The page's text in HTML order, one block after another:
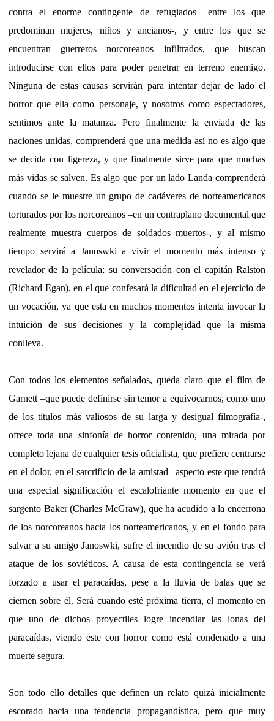
contra el enorme contingente de refugiados –entre los que
predominan mujeres, niños y ancianos-, y entre los que se
encuentran guerreros norcoreanos infiltrados, que buscan
introducirse con ellos para poder penetrar en terreno enemigo.
Ninguna de estas causas servirán para intentar dejar de lado el
horror que ella como personaje, y nosotros como espectadores,
sentimos ante la matanza. Pero finalmente la enviada de las
naciones unidas, comprenderá que una medida así no es algo que
se decida con ligereza, y que finalmente sirve para que muchas
más vidas se salven. Es algo que por un lado Landa comprenderá
cuando se le muestre un grupo de cadáveres de norteamericanos
torturados por los norcoreanos –en un contraplano documental que
realmente muestra cuerpos de soldados muertos-, y al mismo
tiempo servirá a Janoswki a vivir el momento más intenso y
revelador de la película; su conversación con el capitán Ralston
(Richard Egan), en el que confesará la dificultad en el ejercicio de
un vocación, ya que esta en muchos momentos intenta invocar la
intuición de sus decisiones y la complejidad que la misma
conlleva.
Con todos los elementos señalados, queda claro que el film de
Garnett –que puede definirse sin temor a equivocarnos, como uno
de los títulos más valiosos de su larga y desigual filmografía-,
ofrece toda una sinfonía de horror contenido, una mirada por
completo lejana de cualquier tesis oficialista, que prefiere centrarse
en el dolor, en el sarcrificio de la amistad –aspecto este que tendrá
una especial significación el escalofriante momento en que el
sargento Baker (Charles McGraw), que ha acudido a la encerrona
de los norcoreanos hacia los norteamericanos, y en el fondo para
salvar a su amigo Janoswki, sufre el incendio de su avión tras el
ataque de los soviéticos. A causa de esta contingencia se verá
forzado a usar el paracaídas, pese a la lluvia de balas que se
ciernen sobre él. Será cuando esté próxima tierra, el momento en
que uno de dichos proyectiles logre incendiar las lonas del
paracaídas, viendo este con horror como está condenado a una
muerte segura.
Son todo ello detalles que definen un relato quizá inicialmente
escorado hacia una tendencia propagandística, pero que muy